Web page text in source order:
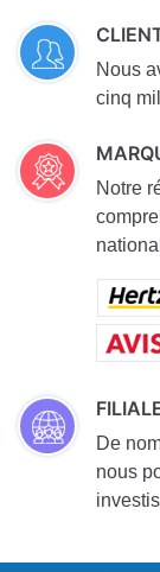
Nous
cinq
Notre
De
nous